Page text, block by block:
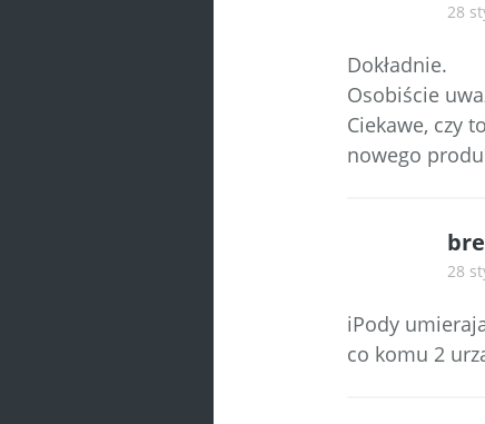
28
Dokładnie.
Osobiście
Ciekawe, czy
nowego
28
iPody
co komu 2